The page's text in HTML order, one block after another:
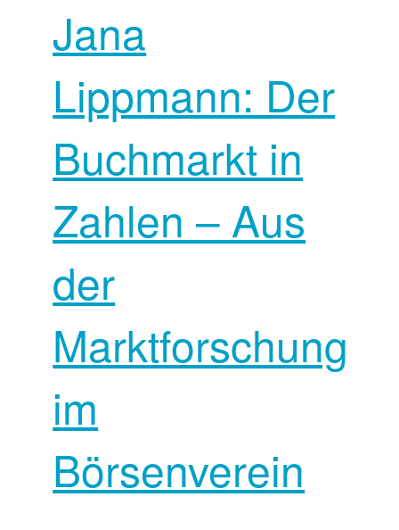
Jana
Lippmann: Der
Buchmarkt in
Zahlen – Aus
der
Marktforschung
im
Börsenverein